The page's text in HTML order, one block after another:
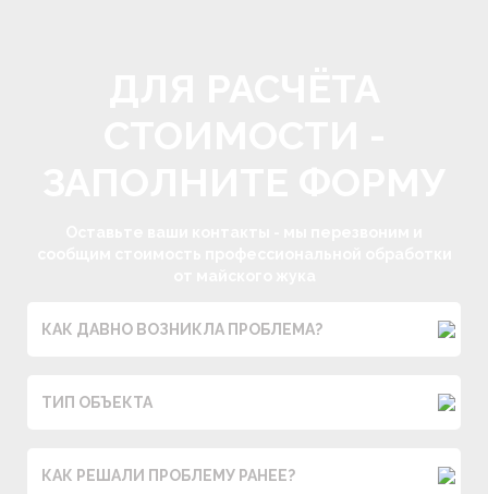
КАК ДАВНО ВОЗНИКЛА ПРОБЛЕМА?
ТИП ОБЪЕКТА
КАК РЕШАЛИ ПРОБЛЕМУ РАНЕЕ?